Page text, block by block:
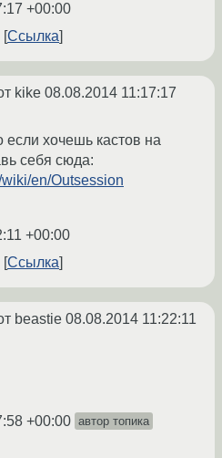
+00:00
Ссылка
kike 08.08.2014 11:17:17
если хочешь кастов на
себя сюда:
en/Outsession
+00:00
Ссылка
beastie 08.08.2014 11:22:11
+00:00 автор топика